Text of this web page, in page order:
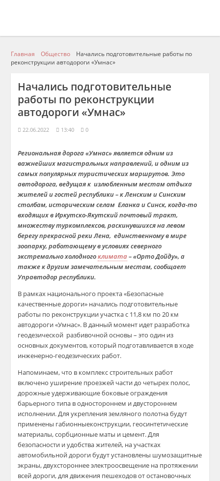
Главная Общество
Начались подготовительные работы по
реконструкции автодороги «Умнас»
Начались подготовительные
работы по реконструкции
автодороги «Умнас»
22.06.2022 13:40 0
Региональная дорога «Умнас» является одним из
важнейших магистральных направлений,и одним из
самыхпопулярныхтуристическихмаршрутов.Это
автодорога, ведущая к излюбленным местам отдыха
жителей и гостей республики – к Ленскими Синским
столбам, историческимселам Еланка и Синск, когда-то
входящих вИркутско-Якутский почтовый тракт,
множествутуркомплексов, раскинувшихся на левом
берегу прекрасной реки Лена, единственному в мире
зоопарку, работающему в условиях северного
экстремально холодногоклимата– «ОртоДойду», а
также кдругим замечательным местам, сообщает
Управтодор республики.
В рамках национального проекта«Безопасные
качественныедороги» начались подготовительные
работы по реконструкцииучасткас 11,8 км по 20 км
автодороги «Умнас». В данный момент идет разработка
геодезической разбивочной основы – это один из
основных документов, который подготавливается в ходе
инженерно-геодезических работ.
Напоминаем, что в комплекс строительных работ
включено уширение проезжей части до четырех полос,
дорожные удерживающие боковые ограждения
барьерного типа в одностороннем и двустороннем
исполнении. Для укрепления земляного полотна будут
применены габионныеконструкции, геосинтетические
материалы, сорбционные маты и цемент.Для
безопасности и удобства жителей, научастках
автомобильной дорогибудут установлены шумозащитные
экраны, двухстороннее электроосвещение на протяжении
всей дороги,для движения пешеходов от остановочных